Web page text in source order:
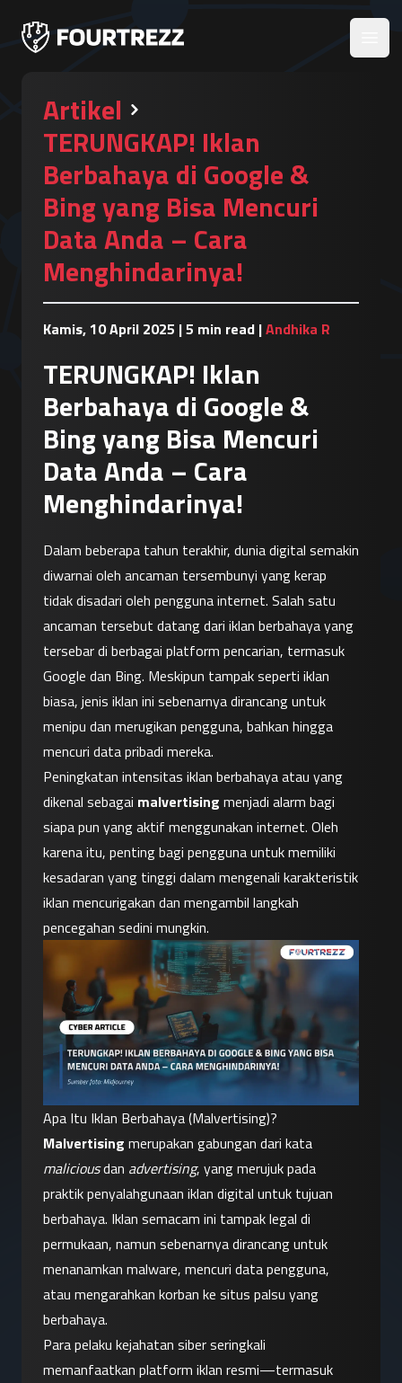
Artikel
TERUNGKAP! Iklan
Berbahaya di Google &
Bing yang Bisa Mencuri
Data Anda – Cara
Menghindarinya!
Kamis, 10 April 2025 |5 min read |Andhika R
TERUNGKAP! Iklan
Berbahaya di Google &
Bing yang Bisa Mencuri
Data Anda – Cara
Menghindarinya!
Dalam beberapa tahun terakhir, dunia digital semakin
diwarnai oleh ancaman tersembunyi yang kerap
tidak disadari oleh pengguna internet. Salah satu
ancaman tersebut datang dari iklan berbahaya yang
tersebar di berbagai platform pencarian, termasuk
Google dan Bing. Meskipun tampak seperti iklan
biasa, jenis iklan ini sebenarnya dirancang untuk
menipu dan merugikan pengguna, bahkan hingga
mencuri data pribadi mereka.
Peningkatan intensitas iklan berbahaya atau yang
dikenal sebagai malvertising menjadi alarm bagi
siapa pun yang aktif menggunakan internet. Oleh
karena itu, penting bagi pengguna untuk memiliki
kesadaran yang tinggi dalam mengenali karakteristik
iklan mencurigakan dan mengambil langkah
pencegahan sedini mungkin.
Apa Itu Iklan Berbahaya (Malvertising)?
Malvertising
malicious dan advertising, yang merujuk pada
praktik penyalahgunaan iklan digital untuk tujuan
berbahaya. Iklan semacam ini tampak legal di
permukaan, namun sebenarnya dirancang untuk
menanamkan malware, mencuri data pengguna,
atau mengarahkan korban ke situs palsu yang
berbahaya.
Para pelaku kejahatan siber seringkali
memanfaatkan platform iklan resmi—termasuk